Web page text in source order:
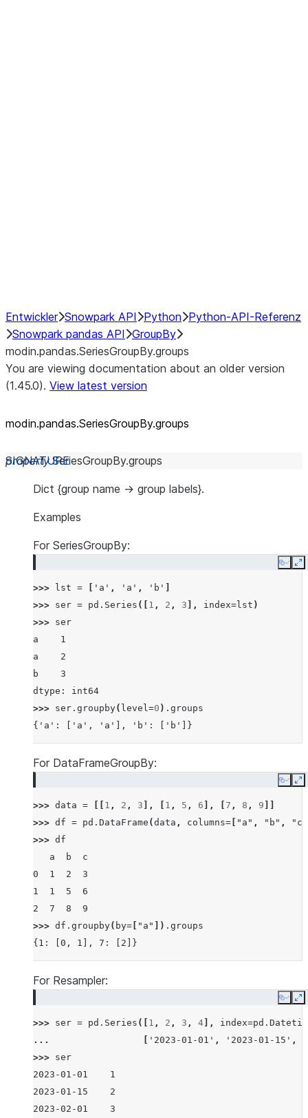
Entwickler Snowpark API Python Python-API-Referenz
Snowpark pandas API GroupBy
modin.pandas.SeriesGroupBy.groups
You are viewing documentation about an older version
(1.45.0). View latest version
modin.pandas.SeriesGroupBy.groups
property SeriesGroupBy.groups
Dict {group name -> group labels}.
Examples
For SeriesGroupBy:
Copy
>>> lst = 'a' , 'a' , 'b'
>>> ser = pd . Series ([ 1 , 2 , 3 ], index=lst )
>>> ser
a    1
a    2
b    3
dtype: int64
>>> ser . groupby( level=0 ) . groups
{'a': ['a', 'a'], 'b': ['b']}
For DataFrameGroupBy:
Copy
>>> data = 1 , 2 , 3 ], 1 , 5 , 6 ], 7 , 8 , 9
>>> df = pd . DataFrame (data , columns= "a" , "b" ,
"c"
>>> df
   a  b  c
0  1  2  3
1  1  5  6
2  7  8  9
>>> df . groupby( by= "a" ]) . groups
{1: [0, 1], 7: [2]}
For Resampler:
Copy
>>> ser = pd . Series ([ 1 , 2 , 3 , 4 ], index=pd .
...
'2023-01-01' , '2023-01-15' ,
>>> ser
2023-01-01    1
2023-01-15    2
2023-02-01    3